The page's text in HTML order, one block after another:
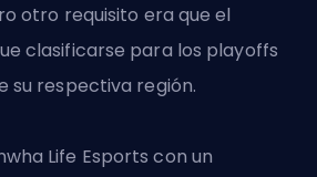
otro requisito era que el
clasificarse para los playoffs
su respectiva región.
Life Esports con un